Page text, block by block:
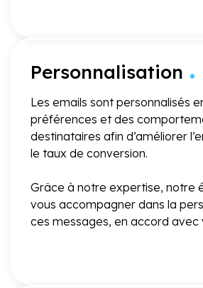
Personnalisation .
Les emails sont personnalisés
préférences et des
destinataires afin d’améliorer
le taux de conversion.
Grâce à notre expertise, notre
vous accompagner dans la
ces messages, en accord avec